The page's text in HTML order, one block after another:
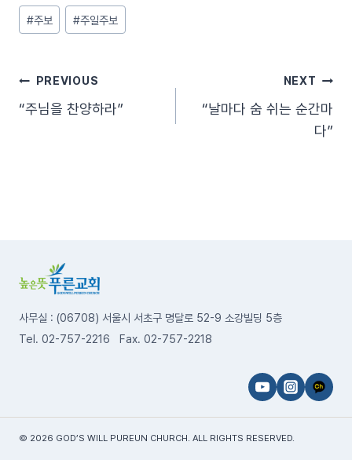
Post
Tags:
#주보 #주일주보
글PREVIOUS
“주님을 찬양하라”
NEXT
“날마다 숨 쉬는 순간마
다”
사무실 : (06708) 서울시 서초구 명달로 52-9 소강빌딩 5층
Tel. 02-757-2216 Fax. 02-757-2218
© 2026 GOD’S WILL PUREUN CHURCH. ALL RIGHTS RESERVED.